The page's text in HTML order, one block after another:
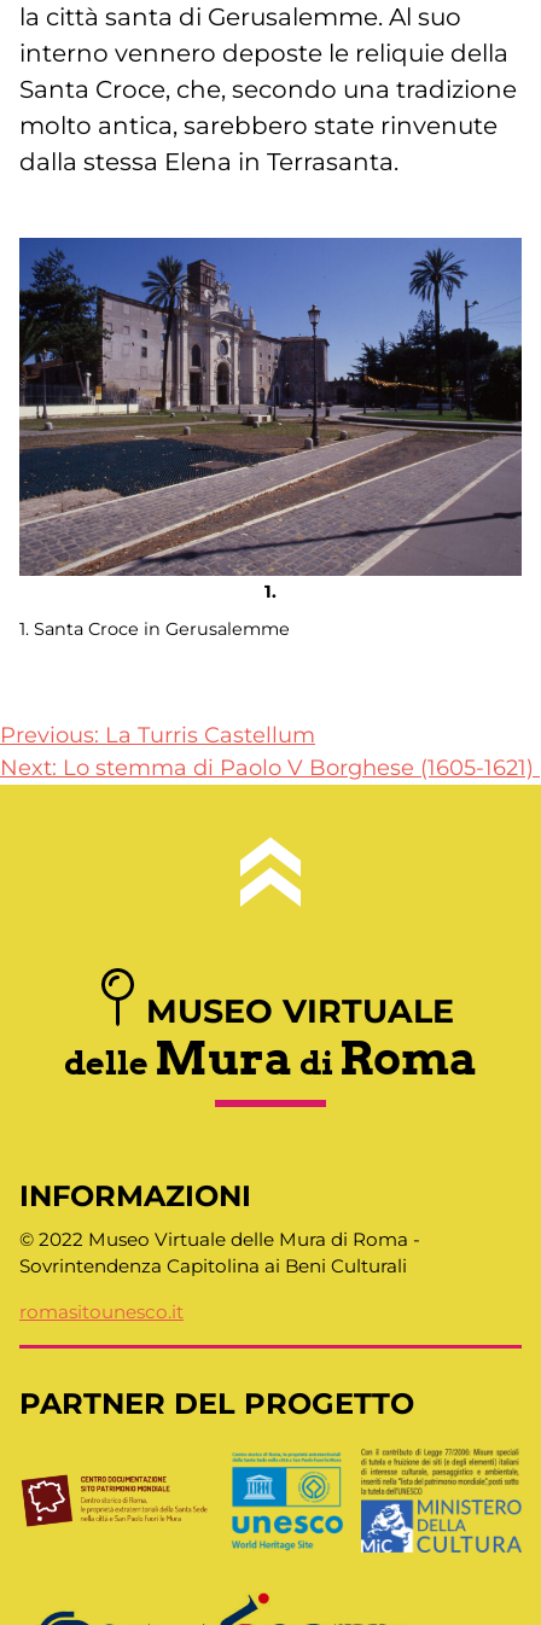
la città santa di Gerusalemme. Al suo
interno vennero deposte le reliquie della
Santa Croce, che, secondo una tradizione
molto antica, sarebbero state rinvenute
dalla stessa Elena in Terrasanta.
1. Santa Croce in Gerusalemme
Navigazione
articoli
Previous: La Turris Castellum
Next: Lo stemma di Paolo V Borghese (1605-1621)
MUSEO VIRTUALE
delle Mura di Roma
INFORMAZIONI
© 2022 Museo Virtuale delle Mura di Roma -
Sovrintendenza Capitolina ai Beni Culturali
romasitounesco.it
PARTNER DEL PROGETTO